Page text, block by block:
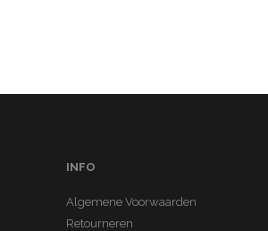
INFO
Algemene Voorwaarden
Retourneren